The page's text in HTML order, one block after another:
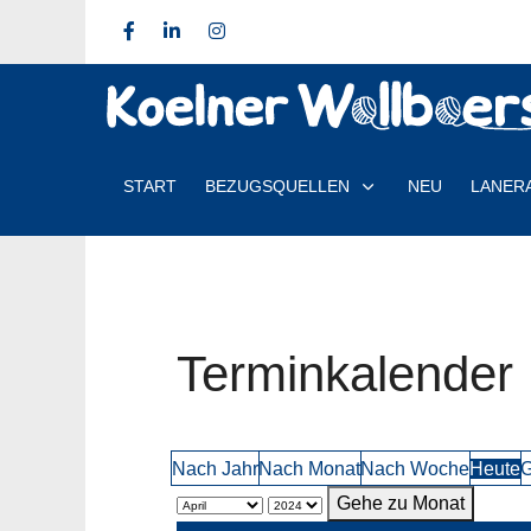
START BEZUGSQUELLEN NEU
Terminkalender
Nach JahrNach MonatNach WocheHeute
Gehe zu Monat